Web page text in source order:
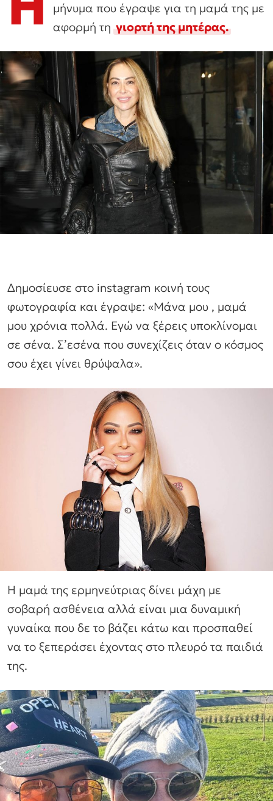
μήνυμα που έγραψε για τη μαμά της με
αφορμή τηγιορτή της μητέρας.
Δημοσίευσε στο instagram κοινή τους
φωτογραφία και έγραψε: «Μάνα μου , μαμά
μου χρόνια πολλά. Εγώ να ξέρεις υποκλίνομαι
σε σένα. Σ’εσένα που συνεχίζεις όταν ο κόσμος
σου έχει γίνει θρύψαλα».
Η μαμά της ερμηνεύτριας δίνει μάχη με
σοβαρή ασθένεια αλλά είναι μια δυναμική
γυναίκα που δε το βάζει κάτω και προσπαθεί
να το ξεπεράσει έχοντας στο πλευρό τα παιδιά
της.